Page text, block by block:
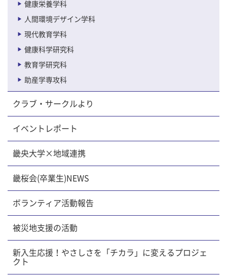
健康栄養学科
人間環境デザイン学科
現代教育学科
健康科学研究科
教育学研究科
助産学専攻科
クラブ・サークルより
イベントレポート
畿央大学×地域連携
畿桜会(卒業生)NEWS
ボランティア活動報告
被災地支援の活動
新入生応援！やさしさを「チカラ」に変えるプロジェ
クト